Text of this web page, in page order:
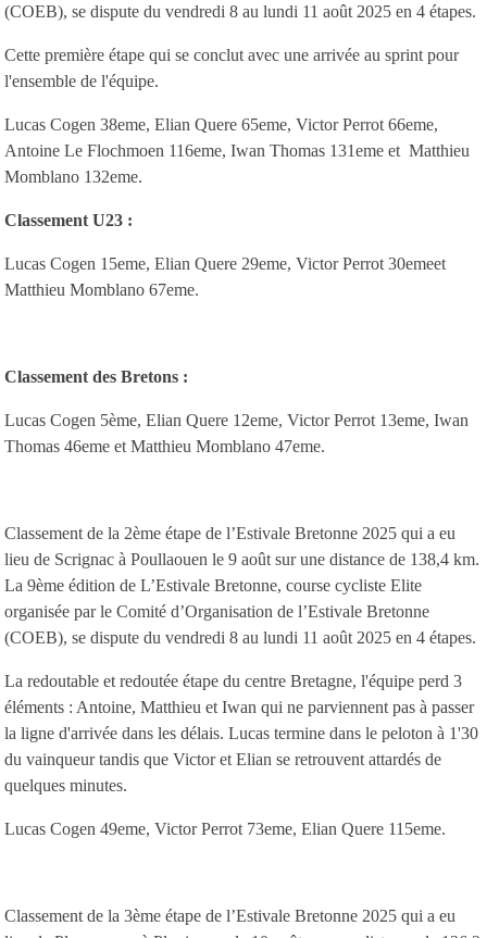
(COEB), se dispute du vendredi 8 au lundi 11 août 2025 en 4 étapes.
Cette première étape qui se conclut avec une arrivée au sprint pour
l'ensemble de l'équipe.
Lucas Cogen 38eme, Elian Quere 65eme, Victor Perrot 66eme,
Antoine Le Flochmoen 116eme, Iwan Thomas 131eme et Matthieu
Momblano 132eme.
Classement U23 :
Lucas Cogen 15eme, Elian Quere 29eme, Victor Perrot 30emeet
Matthieu Momblano 67eme.
Classement des Bretons :
Lucas Cogen 5ème, Elian Quere 12eme, Victor Perrot 13eme, Iwan
Thomas 46eme et Matthieu Momblano 47eme.
Classement de la 2ème étape de l’Estivale Bretonne 2025 qui a eu
lieu de Scrignac à Poullaouen le 9 août sur une distance de 138,4 km.
La 9ème édition de L’Estivale Bretonne, course cycliste Elite
organisée par le Comité d’Organisation de l’Estivale Bretonne
(COEB), se dispute du vendredi 8 au lundi 11 août 2025 en 4 étapes.
La redoutable et redoutée étape du centre Bretagne, l'équipe perd 3
éléments : Antoine, Matthieu et Iwan qui ne parviennent pas à passer
la ligne d'arrivée dans les délais. Lucas termine dans le peloton à 1'30
du vainqueur tandis que Victor et Elian se retrouvent attardés de
quelques minutes.
Lucas Cogen 49eme, Victor Perrot 73eme, Elian Quere 115eme.
Classement de la 3ème étape de l’Estivale Bretonne 2025 qui a eu